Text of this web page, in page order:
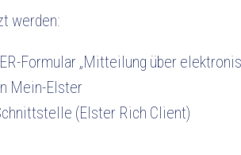
werden:
Formular „Mitteilung über
Mein-Elster
(Elster Rich Client)